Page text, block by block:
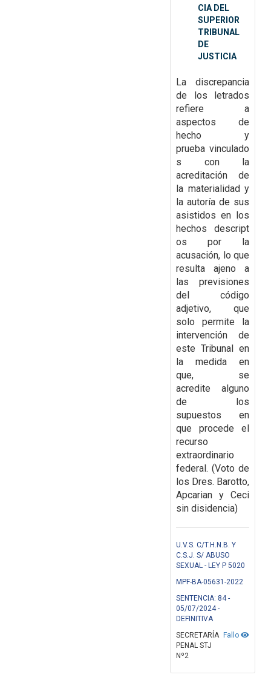
CIA DEL
SUPERIOR
TRIBUNAL
DE
JUSTICIA
La discrepancia
de los letrados
refiere a
aspectos de
hecho y
prueba vinculado
s con la
acreditación de
la materialidad y
la autoría de sus
asistidos en los
hechos descript
os por la
acusación, lo que
resulta ajeno a
las previsiones
del código
adjetivo, que
solo permite la
intervención de
este Tribunal en
la medida en
que, se
acredite alguno
de los
supuestos en
que procede el
recurso
extraordinario
federal. (Voto de
los Dres. Barotto,
Apcarian y Ceci
sin disidencia)
U.V.S. C/T.H.N.B. Y
C.S.J. S/ ABUSO
SEXUAL - LEY P 5020
MPF-BA-05631-2022
SENTENCIA: 84 -
05/07/2024 -
DEFINITIVA
Fallo
SECRETARÍA
PENAL STJ
Nº2